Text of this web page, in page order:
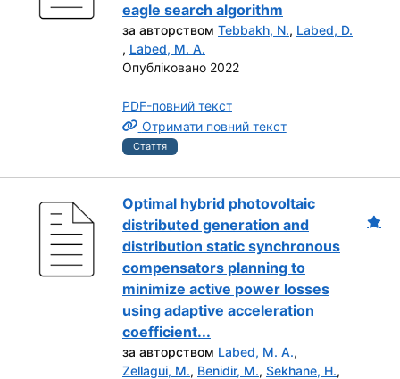
eagle search algorithm
за авторством Tebbakh, N., Labed, D.
, Labed, M. A.
Опубліковано 2022
PDF-повний текст
Отримати повний текст
Стаття
Optimal hybrid photovoltaic
distributed generation and
distribution static synchronous
compensators planning to
minimize active power losses
using adaptive acceleration
coefficient...
за авторством Labed, M. A.,
Zellagui, M., Benidir, M., Sekhane, H.,